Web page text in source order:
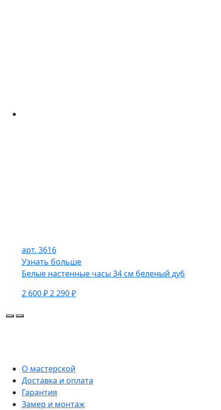
арт. 3616
Узнать больше
Белые настенные часы 34 см беленый дуб
2 600 ₽2 290 ₽
О мастерской
Доставка и оплата
Гарантия
Замер и монтаж